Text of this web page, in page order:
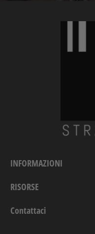
INFORMAZIONI
RISORSE
Contattaci